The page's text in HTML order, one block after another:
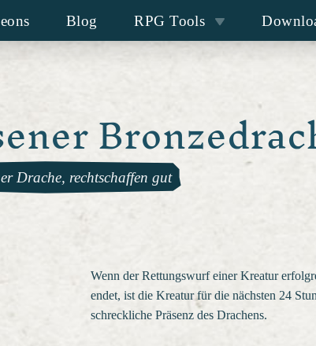
Blog RPG Tools
Drache, rechtschaffen gut
Wenn der Rettungswurf einer Kreatur
endet, ist die Kreatur für die nächsten 24
schreckliche Präsenz des Drachens.